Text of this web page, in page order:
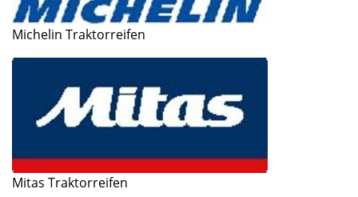
Michelin Traktorreifen
Mitas Traktorreifen